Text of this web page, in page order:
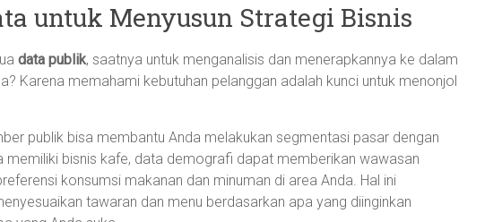
untuk Menyusun Strategi Bisnis
data publik, saatnya untuk menganalisis dan menerapkannya ke dalam
Karena memahami kebutuhan pelanggan adalah kunci untuk menonjol
publik bisa membantu Anda melakukan segmentasi pasar dengan
memiliki bisnis kafe, data demografi dapat memberikan wawasan
konsumsi makanan dan minuman di area Anda. Hal ini
tawaran dan menu berdasarkan apa yang diinginkan